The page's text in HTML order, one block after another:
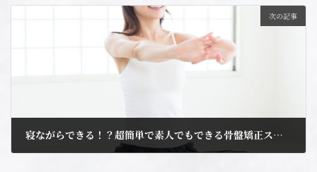
次の記事
寝ながらできる！？超簡単で素人でもできる骨盤矯正ストレッチ